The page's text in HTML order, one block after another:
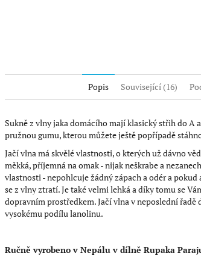
Popis Související (16)
Sukně z vlny jaka domácího mají klasický střih do A
pružnou gumu, kterou můžete ještě popřípadě
Jačí vlna má skvělé vlastnosti, o kterých už dávno
měkká, příjemná na omak - nijak neškrabe a
vlastnosti - nepohlcuje žádný zápach a odér a
se z vlny ztratí. Je také velmi lehká a díky tomu se
dopravním prostředkem. Jačí vlna v neposlední
vysokému podílu lanolinu.
Ručně vyrobeno v Nepálu v dílně Rupaka